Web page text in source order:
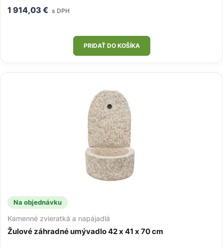
1 914,03 € s DPH
PRIDAŤ DO KOŠÍKA
Na objednávku
Kamenné zvieratká a napájadlá
Žulové záhradné umývadlo 42 x 41 x 70 cm